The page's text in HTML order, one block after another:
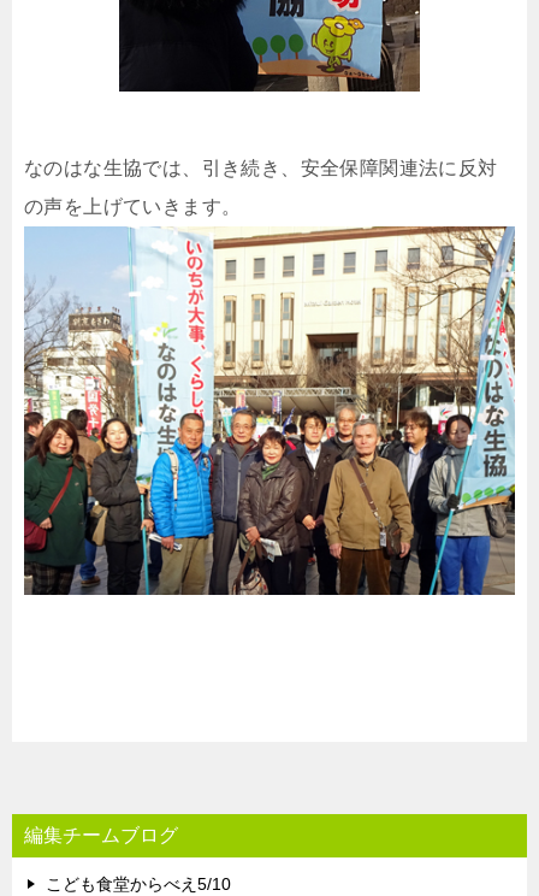
なのはな生協では、引き続き、安全保障関連法に反対
の声を上げていきます。
編集チームブログ
こども食堂からべえ5/10